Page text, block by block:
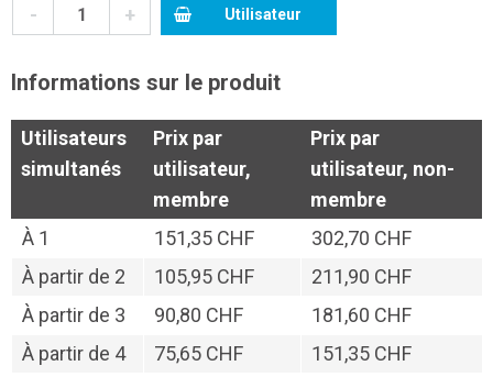
- + Utilisateur
Informations sur le produit
Utilisateurs
simultanés
Prix par
utilisateur,
membre
Prix par
utilisateur, non-
membre
À 1 151,35 CHF
302,70 CHF
À partir de 2 105,95 CHF
211,90 CHF
À partir de 3 90,80 CHF
181,60 CHF
À partir de 4 75,65 CHF 151,35 CHF